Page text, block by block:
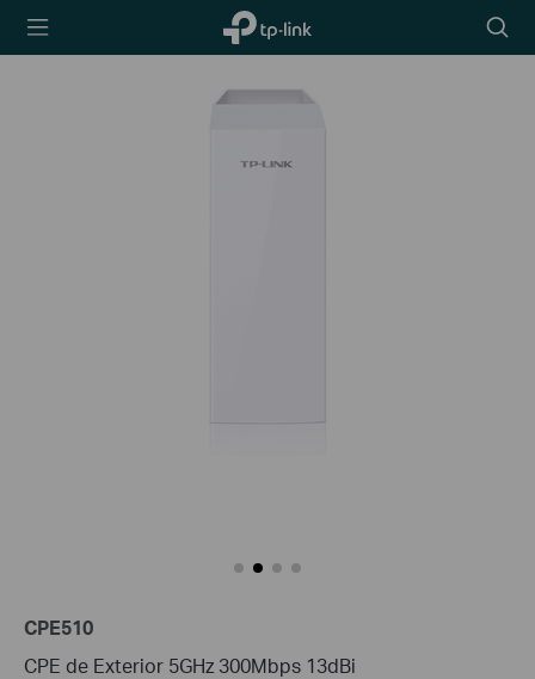
TP-Link,
Reliably
icon
CPE510
CPE de Exterior 5GHz 300Mbps 13dBi